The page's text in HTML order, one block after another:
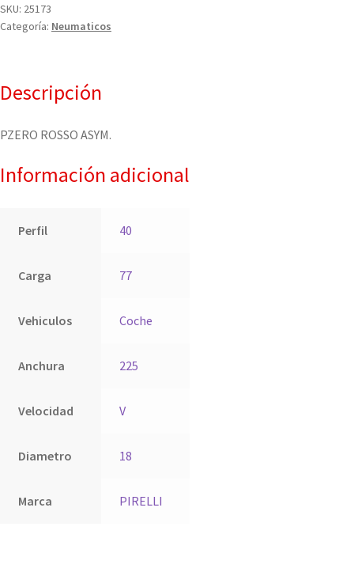
SKU: 25173
Categoría: Neumaticos
Descripción
PZERO ROSSO ASYM.
Información adicional
Perfil 40
Carga 77
Vehiculos Coche
Anchura 225
Velocidad V
Diametro 18
Marca PIRELLI